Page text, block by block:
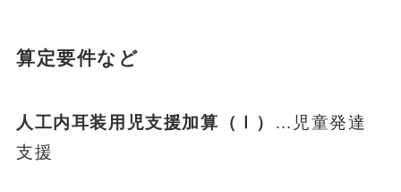
算定要件など
人工内耳装用児支援加算（Ⅰ）
…児童発達
支援